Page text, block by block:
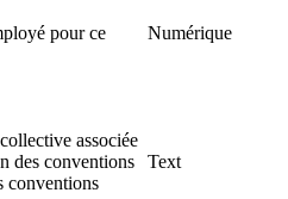
pour ce
Numérique
associée
des conventions
conventions
Text